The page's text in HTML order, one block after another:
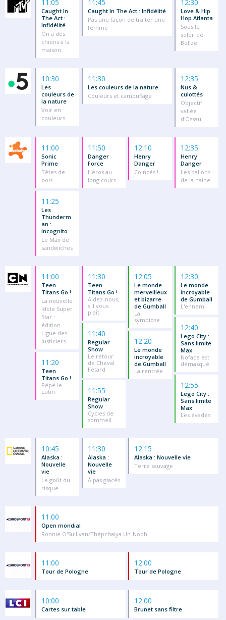
11:05
Caught In
The Act :
Infidélité
On a des
chiens à la
maison
11:45
Caught In The Act : Infidélité
Pas une façon de traiter une
femme
12:30
Love & Hip
Hop Atlanta
Sous le
soleil de
Belize
10:30
Les
couleurs de
la nature
Voir en
couleurs
11:30
Les couleurs de la nature
Couleurs et camouflage
12:35
Nus &
culottés
Objectif
vallée
d'Ossau
11:00
Sonic
Prime
Têtes de
bois
11:25
Les
Thunderm
an :
Incognito
Le Max de
sandwiches
11:50
Danger
Force
Héros au
long cours
12:10
Henry
Danger
Coincés !
12:35
Henry
Danger
Les ballons
de la haine
11:00
Teen
Titans Go !
La nouvelle
Idole Super
Star :
édition
Ligue des
Justiciers
11:20
Teen
Titans Go !
Pépé le
Lutin
11:30
Teen
Titans Go !
Aidez-nous,
s'il vous
plaît
11:40
Regular
Show
Le retour
de Cheval
Fêtard
11:55
Regular
Show
Cycles de
sommeil
12:05
Le monde
merveilleux
et bizarre
de Gumball
La
symbiose
12:20
Le monde
incroyable
de Gumball
La rentrée
12:30
Le monde
incroyable
de Gumball
L'ennemi
12:40
Lego City :
Sans limite
Max
Noface est
démasqué
12:55
Lego City :
Sans limite
Max
Les évadés
10:45
Alaska :
Nouvelle
vie
Le goût du
risque
11:30
Alaska :
Nouvelle
vie
À pas glacés
12:15
Alaska : Nouvelle vie
Terre sauvage
11:00
Open mondial
Ronnie O'Sullivan/Thepchaiya Un-Nooh
11:00
Tour de Pologne
12:00
Tour de Pologne
10:00
Cartes sur table
12:00
Brunet sans filtre